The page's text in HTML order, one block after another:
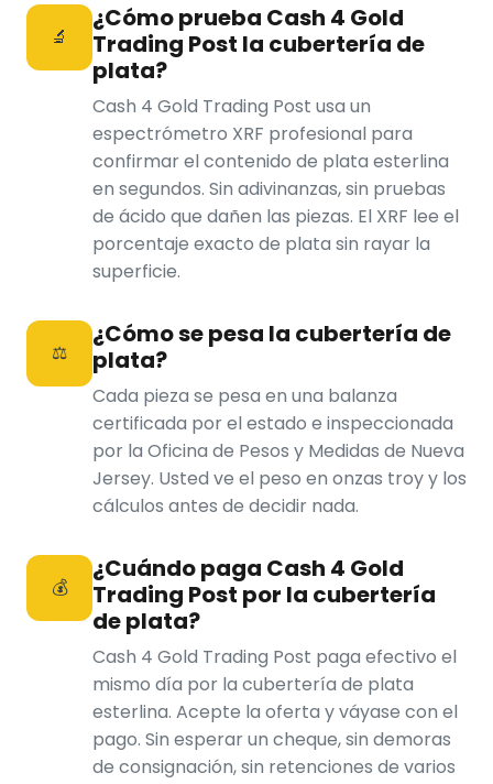
🔬
¿Cómo prueba Cash 4 Gold
Trading Post la cubertería de
plata?
Cash 4 Gold Trading Post usa un
espectrómetro XRF profesional para
confirmar el contenido de plata esterlina
en segundos. Sin adivinanzas, sin pruebas
de ácido que dañen las piezas. El XRF lee el
porcentaje exacto de plata sin rayar la
superficie.
⚖️
¿Cómo se pesa la cubertería de
plata?
Cada pieza se pesa en una balanza
certificada por el estado e inspeccionada
por la Oficina de Pesos y Medidas de Nueva
Jersey. Usted ve el peso en onzas troy y los
cálculos antes de decidir nada.
💰
¿Cuándo paga Cash 4 Gold
Trading Post por la cubertería
de plata?
Cash 4 Gold Trading Post paga efectivo el
mismo día por la cubertería de plata
esterlina. Acepte la oferta y váyase con el
pago. Sin esperar un cheque, sin demoras
de consignación, sin retenciones de varios